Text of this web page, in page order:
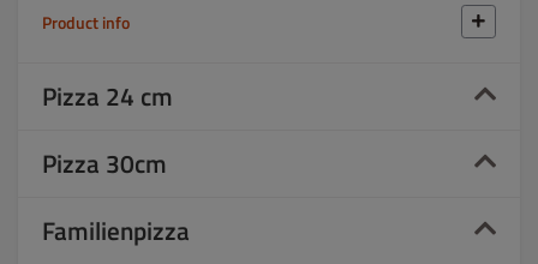
Product info
Pizza 24 cm
Pizza 30cm
Familienpizza